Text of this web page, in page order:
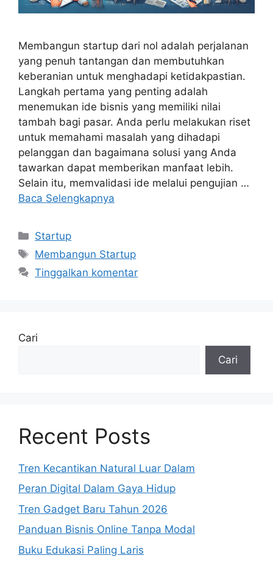
Membangun startup dari nol adalah perjalanan
yang penuh tantangan dan membutuhkan
keberanian untuk menghadapi ketidakpastian.
Langkah pertama yang penting adalah
menemukan ide bisnis yang memiliki nilai
tambah bagi pasar. Anda perlu melakukan riset
untuk memahami masalah yang dihadapi
pelanggan dan bagaimana solusi yang Anda
tawarkan dapat memberikan manfaat lebih.
Selain itu, memvalidasi ide melalui pengujian …
Baca Selengkapnya
Kategori
Startup
Tag
Membangun Startup
Tinggalkan komentar
Cari
Cari
Recent Posts
Tren Kecantikan Natural Luar Dalam
Peran Digital Dalam Gaya Hidup
Tren Gadget Baru Tahun 2026
Panduan Bisnis Online Tanpa Modal
Buku Edukasi Paling Laris